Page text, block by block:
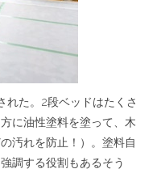
れた。2段ベッドはたくさ
に油性塗料を塗って、木
汚れを防止！）。塗料自
調する役割もあるそう